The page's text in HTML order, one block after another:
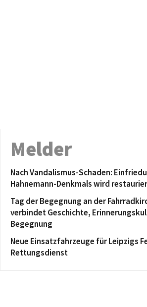
Melder
Nach Vandalismus-Schaden:
Hahnemann-Denkmals wird
Tag der Begegnung an der
verbindet Geschichte,
Begegnung
Neue Einsatzfahrzeuge für Leipzigs
Rettungsdienst